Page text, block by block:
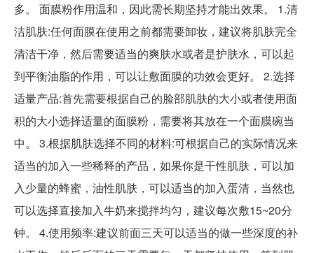
多。 面膜粉作用温和，因此需长期坚持才能出效果。 1.清
洁肌肤:任何面膜在使用之前都需要卸妆，建议将肌肤完全
清洁干净，然后需要适当的爽肤水或者是护肤水，可以起
到平衡油脂的作用，可以让敷面膜的功效会更好。 2.选择
适量产品:首先需要根据自己的脸部肌肤的大小或者使用面
积的大小选择适量的面膜粉，需要将其放在一个面膜碗当
中。 3.根据肌肤选择不同的材料:可根据自己的实际情况来
适当的加入一些稀释的产品，如果你是干性肌肤，可以加
入少量的蜂蜜，油性肌肤，可以适当的加入蛋清，当然也
可以选择直接加入牛奶来搅拌均匀，建议每次敷15~20分
钟。 4.使用频率:建议前面三天可以适当的做一些深度的补